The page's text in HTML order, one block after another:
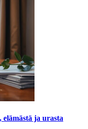
ja urasta